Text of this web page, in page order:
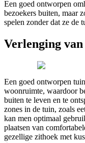
Een goed ontworpen
bezoekers buiten, maar
spelen zonder dat ze de
Verlenging
Een goed ontworpen
woonruimte, waardoor
buiten te leven en te
zones in de tuin, zoals
kan men optimaal
plaatsen van
gezellige zithoek met